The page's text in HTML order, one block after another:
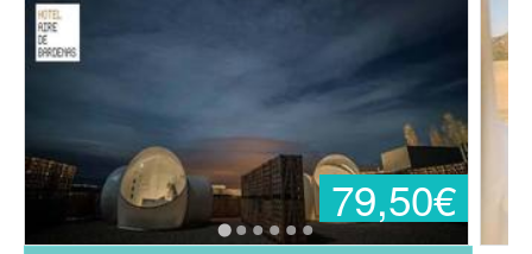
Madrid
Pamplona Tarragona
Zaragoza
79,50€